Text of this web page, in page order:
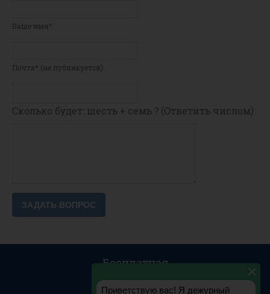
Ваше имя*
Почта* (не публикуется)
Сколько будет: шесть + семь ? (Ответить числом)
Бесплатная